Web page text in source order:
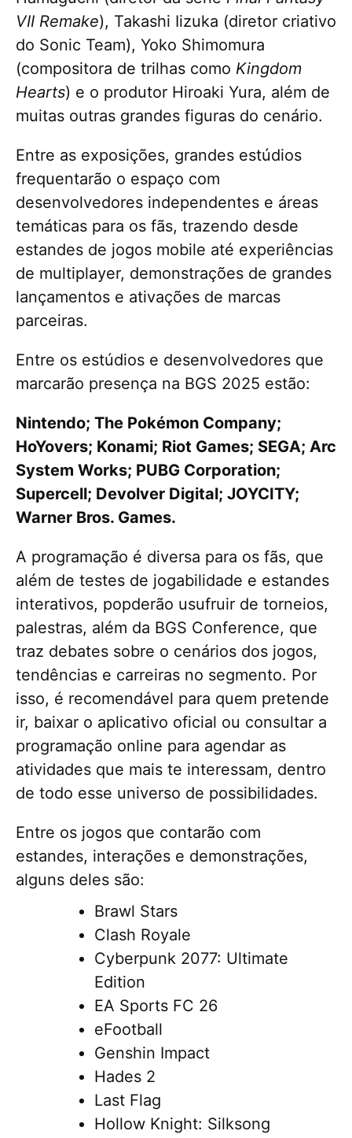
VII Remake), Takashi Iizuka (diretor criativo
do Sonic Team), Yoko Shimomura
(compositora de trilhas como Kingdom
Hearts) e o produtor Hiroaki Yura, além de
muitas outras grandes figuras do cenário.
Entre as exposições, grandes estúdios
frequentarão o espaço com
desenvolvedores independentes e áreas
temáticas para os fãs, trazendo desde
estandes de jogos mobile até experiências
de multiplayer, demonstrações de grandes
lançamentos e ativações de marcas
parceiras.
Entre os estúdios e desenvolvedores que
marcarão presença na BGS 2025 estão:
Nintendo; The Pokémon Company;
HoYovers; Konami; Riot Games; SEGA; Arc
System Works; PUBG Corporation;
Supercell; Devolver Digital; JOYCITY;
Warner Bros. Games.
A programação é diversa para os fãs, que
além de testes de jogabilidade e estandes
interativos, popderão usufruir de torneios,
palestras, além da BGS Conference, que
traz debates sobre o cenários dos jogos,
tendências e carreiras no segmento. Por
isso, é recomendável para quem pretende
ir, baixar o aplicativo oficial ou consultar a
programação online para agendar as
atividades que mais te interessam, dentro
de todo esse universo de possibilidades.
Entre os jogos que contarão com
estandes, interações e demonstrações,
alguns deles são:
Brawl Stars
Clash Royale
Cyberpunk 2077: Ultimate
Edition
EA Sports FC 26
eFootball
Genshin Impact
Hades 2
Last Flag
Hollow Knight: Silksong